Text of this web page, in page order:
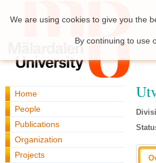
Home
People
Publications
Organization
Projects
We are using cookies to give you the
By continuing to use